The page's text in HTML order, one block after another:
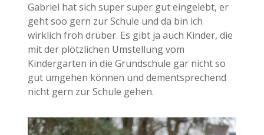
Gabriel hat sich super super gut eingelebt, er
geht soo gern zur Schule und da bin ich
wirklich froh drüber. Es gibt ja auch Kinder, die
mit der plötzlichen Umstellung vom
Kindergarten in die Grundschule gar nicht so
gut umgehen können und dementsprechend
nicht gern zur Schule gehen.